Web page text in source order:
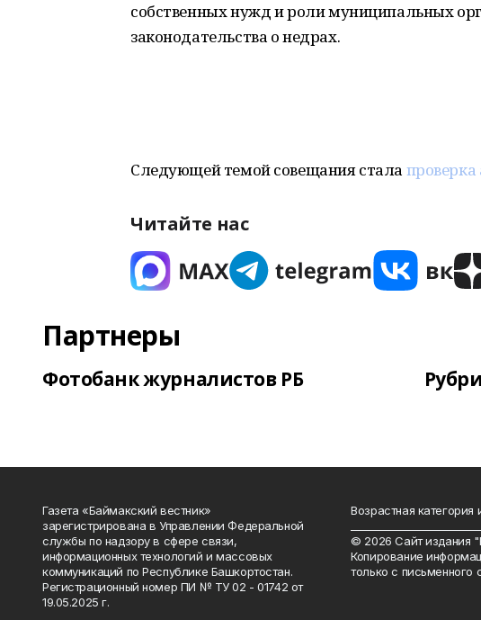
собственных нужд и роли муниципальных
законодательства о недрах.
Следующей темой совещания стала проверка
Читайте нас
Партнеры
Фотобанк журналистов РБ
Газета «Баймакский вестник»
зарегистрирована в Управлении Федеральной
службы по надзору в сфере связи,
информационных технологий и массовых
коммуникаций по Республике Башкортостан.
Регистрационный номер ПИ № ТУ 02 - 01742 от
19.05.2025 г.
Возрастная категория
© 2026 Сайт издания
Копирование
только с письменного